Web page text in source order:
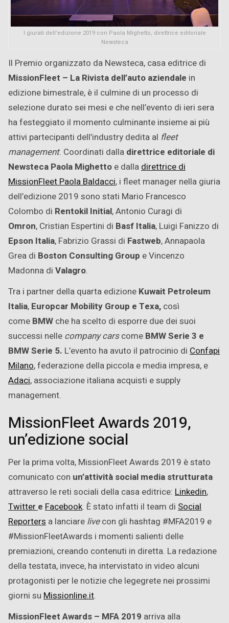
I giurati dell’edizione 2019 con Paola Mighetto, direttrice editoriale
Newsteca
Il Premio organizzato da Newsteca, casa editrice di
MissionFleet – La Rivista dell’auto aziendale in
edizione bimestrale, è il culmine di un processo di
selezione durato sei mesi e che nell’evento di ieri sera
ha festeggiato il momento culminante insieme ai più
attivi partecipanti dell’industry dedita al fleet
management. Coordinati dalla direttrice editoriale di
Newsteca Paola Mighetto e dalla direttrice di
MissionFleet Paola Baldacci, i fleet manager nella giuria
dell’edizione 2019 sono stati Mario Francesco
Colombo di Rentokil Initial, Antonio Curagi di
Omron, Cristian Espertini di Basf Italia, Luigi Fanizzo di
Epson Italia, Fabrizio Grassi di Fastweb, Annapaola
Grea di Boston Consulting Group e Vincenzo
Madonna di Valagro.
Tra i partner della quarta edizione Kuwait Petroleum
Italia, Europcar Mobility Group e Texa, così
come BMW che ha scelto di esporre due dei suoi
successi nelle company carscome BMW Serie 3 e
BMW Serie 5. L’evento ha avuto il patrocinio di Confapi
Milano, federazione della piccola e media impresa, e
Adaci, associazione italiana acquisti e supply
management.
MissionFleet Awards 2019,
un’edizione social
Per la prima volta, MissionFleet Awards 2019 è stato
comunicato con un’attività social media strutturata
attraverso le reti sociali della casa editrice: Linkedin,
Twitter e Facebook. È stato infatti il team di Social
Reporters a lanciare livecon gli hashtag #MFA2019 e
#MissionFleetAwards i momenti salienti delle
premiazioni, creando contenuti in diretta. La redazione
della testata, invece, ha intervistato in video alcuni
protagonisti per le notizie che legegrete nei prossimi
giorni su Missionline.it.
MissionFleet Awards – MFA 2019 arriva alla